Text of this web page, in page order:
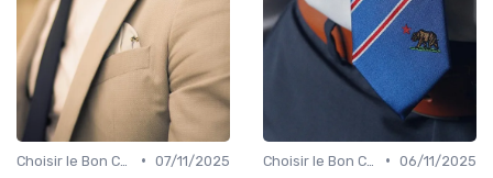
• 07/11/2025
• 06/11/2025